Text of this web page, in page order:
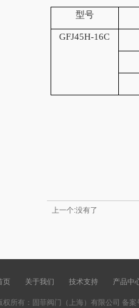
型号
GFJ45H-16C
上一个:没有了
页 关于我们 技术支持 产品中
权所有：固菲阀门（上海）有限公司 备案